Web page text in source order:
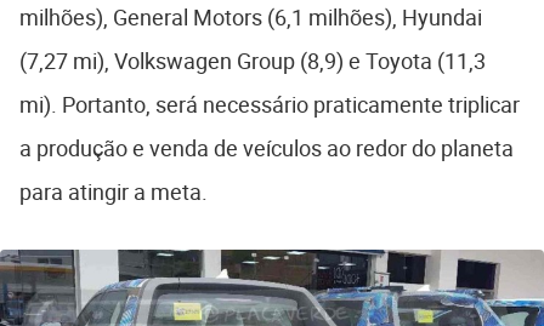
milhões), General Motors (6,1 milhões), Hyundai
(7,27 mi), Volkswagen Group (8,9) e Toyota (11,3
mi). Portanto, será necessário praticamente triplicar
a produção e venda de veículos ao redor do planeta
para atingir a meta.